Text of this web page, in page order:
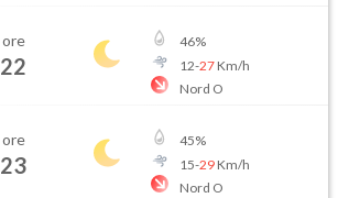
ore
22
46%
12-27Km/h
Nord O
ore
23
45%
15-29Km/h
Nord O